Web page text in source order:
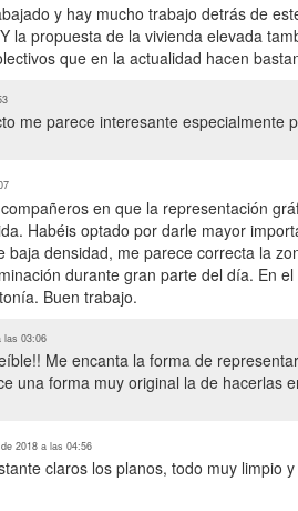
y hay mucho trabajo detrás de
la propuesta de la vivienda elevada
que en la actualidad hacen
me parece interesante
en que la representación
Habéis optado por darle mayor
baja densidad, me parece correcta la
durante gran parte del día. En
Buen trabajo.
las 03:06
Me encanta la forma de
una forma muy original la de hacerlas
2018 a las 04:56
claros los planos, todo muy limpio